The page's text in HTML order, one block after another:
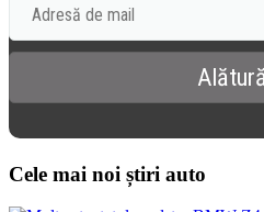
Cele mai noi știri auto